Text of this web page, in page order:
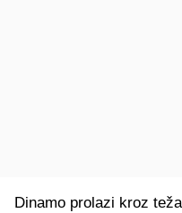
Dinamo prolazi kroz